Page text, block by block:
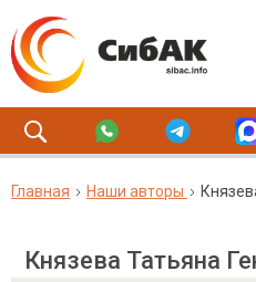
Главная Наши авторы
Князева Татьяна